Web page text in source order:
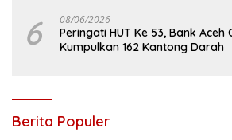
6 08/06/2026
Peringati HUT Ke 53, Bank Aceh
Kumpulkan 162 Kantong Darah
Berita Populer